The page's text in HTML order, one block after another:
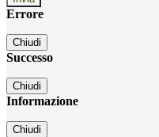
Errore
Chiudi
Successo
Chiudi
Informazione
Chiudi